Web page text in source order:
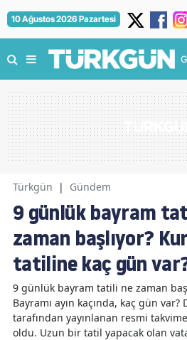
10 Ağustos 2026 Pazartesi
Türkgün | Gündem
9 günlük bayram
zaman başlıyor?
tatiline kaç gün
9 günlük bayram tatili ne zaman
Bayramı ayın kaçında, kaç gün var?
tarafından yayınlanan resmi
oldu. Uzun bir tatil yapacak olan